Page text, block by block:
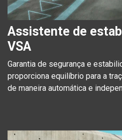
Assistente de
VSA
Garantia de segurança e
proporciona equilíbrio para a
de maneira automática e